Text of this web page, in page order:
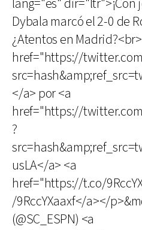
lang="es" dir="ltr">¡Con
Dybala marcó el 2-0 de
¿Atentos en
href="https://
</a> por <a
href="https://
?
usLA</a> <a
href="https://t.co/
/9RccYXaaxf</a></
(@SC_ESPN) <a